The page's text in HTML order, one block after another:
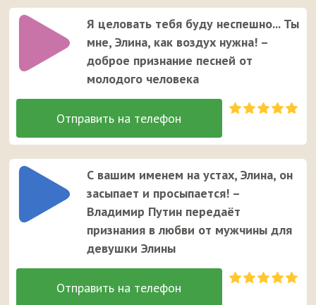
Я целовать тебя буду неспешно... Ты
мне, Элина, как воздух нужна! –
доброе признание песней от
молодого человека
С вашим именем на устах, Элина, он
засыпает и просыпается! –
Владимир Путин передаёт
признания в любви от мужчины для
девушки Элины